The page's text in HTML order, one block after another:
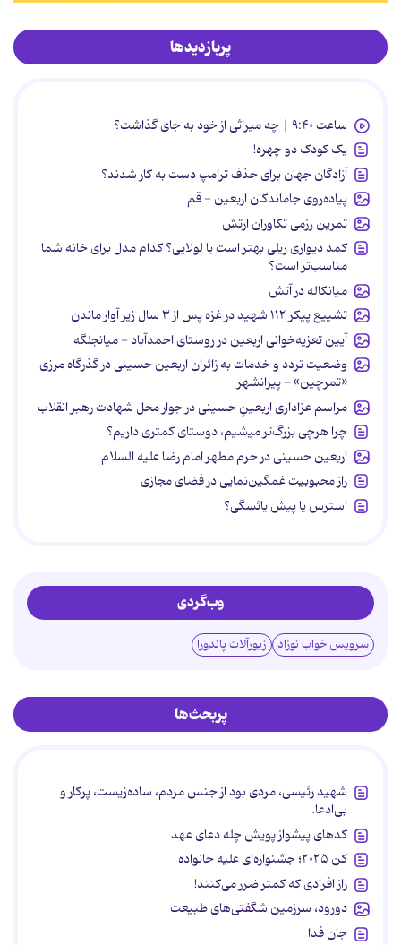
پربازدیدها
ساعت ۹:۴۰ | چه میراثی از خود به جای گذاشت؟
یک کودک دو چهره!
آزادگان جهان برای حذف ترامپ دست به کار شدند؟
پیاده‌روی جاماندگان اربعین - قم
تمرین رزمی تکاوران ارتش
کمد دیواری ریلی بهتر است یا لولایی؟ کدام مدل برای خانه شما
مناسب‌تر است؟
میانکاله در آتش
تشییع پیکر ۱۱۲ شهید در غزه پس از ۳ سال زیر آوار ماندن
آیین تعزیه‌خوانی اربعین در روستای احمدآباد - میانجلگه
وضعیت تردد و خدمات به زائران اربعین حسینی در گذرگاه مرزی
«تمرچین» - پیرانشهر
مراسم عزاداری اربعینِ حسینی در جوار محل شهادت رهبر انقلاب
چرا هرچی بزرگ‌تر میشیم، دوستای کمتری داریم؟
اربعین حسینی در حرم مطهر امام رضا علیه السلام
راز محبوبیت غمگین‌نمایی در فضای مجازی
استرس یا پیش یائسگی؟
وب‌گردی
سرویس خواب نوزاد زیورآلات پاندورا
پربحث‌ها
شهید رئیسی، مردی بود از جنس مردم، ساده‌زیست، پرکار و
بی‌ادعا.
کدهای پیشواز پویش چله دعای عهد
کن ۲۰۲۵؛ جشنواره‌ای علیه خانواده
راز افرادی که کمتر ضرر می‌کنند!
دورود، سرزمین شگفتی‌های طبیعت
جان فدا